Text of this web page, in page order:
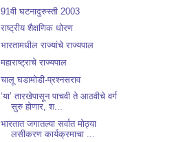
91वी घटनादुरुस्ती 2003
राष्ट्रीय शैक्षणिक धोरण
भारतामधील राज्यांचे राज्यपाल
महाराष्ट्राचे राज्यपाल
चालू घडामोडी-प्रश्नसराव
‘या’ तारखेपासून पाचवी ते आठवीचे वर्ग
सुरु होणार, श...
भारतात जगातल्या सर्वात मोठ्या
लसीकरण कार्यक्रमाचा ...